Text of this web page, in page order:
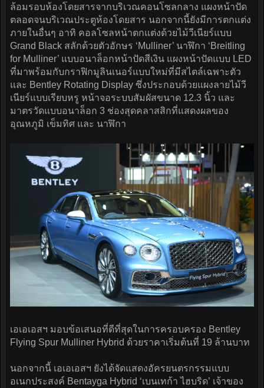
ล้อมรอบห้องโดยสารจากบริเวณคอนโซลกลาง แผงหน้าปัด
ตลอดจนบริเวณประตูห้องโดยสาร นอกจากนี้ยังมีการตกแต่ง
ภายในอื่นๆ อาทิ คอลโซลหน้าตกแต่งด้วยไม้วีเนียร์แบบ
Grand Black สลักด้วยตัวอักษร ‘Mulliner’ นาฬิกา ‘Breitling
for Mulliner’ แบบอนาล็อกหน้าปัดสีเงิน แผงหน้าปัดแบบ LED
ที่มาพร้อมกับกราฟิกมูลินเนอร์แบบใหม่ที่มีสไตล์เฉพาะตัว
และ Bentley Rotating Display ซึ่งประกอบด้วยแผงลายไม้วี
เนียร์แบบเรียบหรู หน้าจอระบบสัมผัสขนาด 12.3 นิ้ว และ
มาตรวัดแบบอนาล็อก 3 ช่องสุดคลาสสิกที่แสดงผลของ
อุณหภูมิ เข็มทิศ และ นาฬิกา
เอเอเอสฯ มอบข้อเสนอที่ดีที่สุดในการครอบครอง Bentley
Flying Spur Mulliner Hybrid ด้วยราคาเริ่มต้นที่ 19 ล้านบาท
นอกจากนี้ เอเอเอสฯ ยังได้จัดแสดงอัครยนตรกรรมแบบ
อเนกประสงค์ Bentayga Hybrid ‘เบนเทก้า ไฮบริด’ เจ้าของ